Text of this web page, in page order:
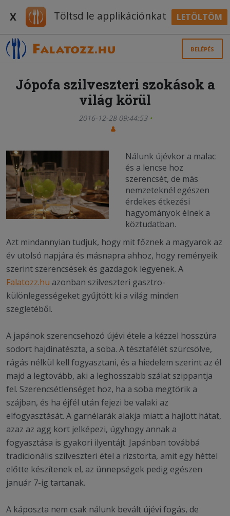
X Töltsd le applikációnkat LETÖLTÖM
BELÉPÉS
Jópofa szilveszteri szokások a
világ körül
2016-12-28 09:44:53
Nálunk újévkor a malac
és a lencse hoz
szerencsét, de más
nemzeteknél egészen
érdekes étkezési
hagyományok élnek a
köztudatban.
Azt mindannyian tudjuk, hogy mit főznek a magyarok az
év utolsó napjára és másnapra ahhoz, hogy reményeik
szerint szerencsések és gazdagok legyenek. A
Falatozz.hu azonban szilveszteri gasztro-
különlegességeket gyűjtött ki a világ minden
szegletéből.
A japánok szerencsehozó újévi étele a kézzel hosszúra
sodort hajdinatészta, a soba. A tésztafélét szürcsölve,
rágás nélkül kell fogyasztani, és a hiedelem szerint az él
majd a legtovább, aki a leghosszabb szálat szippantja
fel. Szerencsétlenséget hoz, ha a soba megtörik a
szájban, és ha éjfél után fejezi be valaki az
elfogyasztását. A garnélarák alakja miatt a hajlott hátat,
azaz az agg kort jelképezi, úgyhogy annak a
fogyasztása is gyakori ilyentájt. Japánban továbbá
tradicionális szilveszteri étel a rizstorta, amit egy héttel
előtte készítenek el, az ünnepségek pedig egészen
január 7-ig tartanak.
A káposzta nem csak nálunk bevált újévi fogás, de